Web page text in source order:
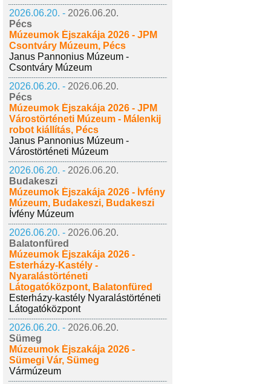
2026.06.20. - 2026.06.20.
Pécs
Múzeumok Éjszakája 2026 - JPM
Csontváry Múzeum, Pécs
Janus Pannonius Múzeum -
Csontváry Múzeum
2026.06.20. - 2026.06.20.
Pécs
Múzeumok Éjszakája 2026 - JPM
Várostörténeti Múzeum - Málenkij
robot kiállítás, Pécs
Janus Pannonius Múzeum -
Várostörténeti Múzeum
2026.06.20. - 2026.06.20.
Budakeszi
Múzeumok Éjszakája 2026 - Ívfény
Múzeum, Budakeszi, Budakeszi
Ívfény Múzeum
2026.06.20. - 2026.06.20.
Balatonfüred
Múzeumok Éjszakája 2026 -
Esterházy-Kastély -
Nyaralástörténeti
Látogatóközpont, Balatonfüred
Esterházy-kastély Nyaralástörténeti
Látogatóközpont
2026.06.20. - 2026.06.20.
Sümeg
Múzeumok Éjszakája 2026 -
Sümegi Vár, Sümeg
Vármúzeum